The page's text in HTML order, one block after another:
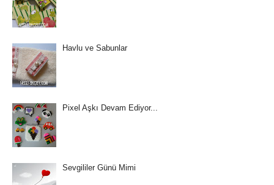
Havlu ve Sabunlar
Pixel Aşkı Devam Ediyor...
Sevgililer Günü Mimi